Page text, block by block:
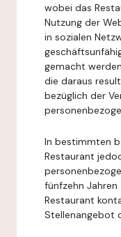
wobei das
Nutzung der
in sozialen
gemacht
die daraus
bezüglich der
In bestimmten
Restaurant
fünfzehn Jahren
Restaurant
Stellenangebot